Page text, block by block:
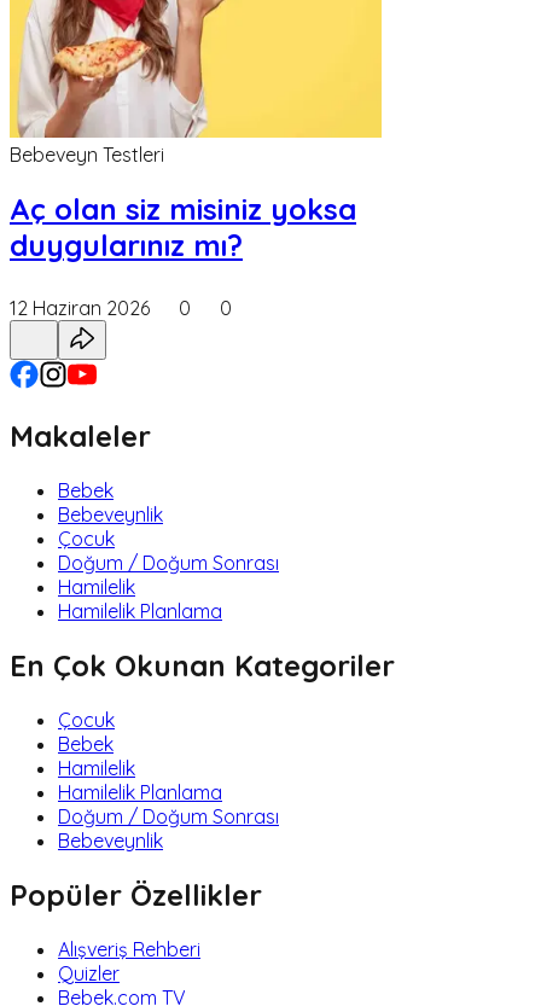
Bebeveyn Testleri
Aç olan siz misiniz yoksa
duygularınız mı?
12 Haziran 2026 0 0
Makaleler
Bebek
Bebeveynlik
Çocuk
Doğum / Doğum Sonrası
Hamilelik
Hamilelik Planlama
En Çok Okunan Kategoriler
Çocuk
Bebek
Hamilelik
Hamilelik Planlama
Doğum / Doğum Sonrası
Bebeveynlik
Popüler Özellikler
Alışveriş Rehberi
Quizler
Bebek.com TV